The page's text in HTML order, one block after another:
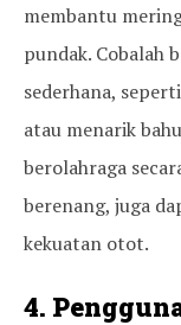
membantu
pundak. Cobalah
sederhana,
atau menarik
berolahraga
berenang, juga
kekuatan otot.
4.